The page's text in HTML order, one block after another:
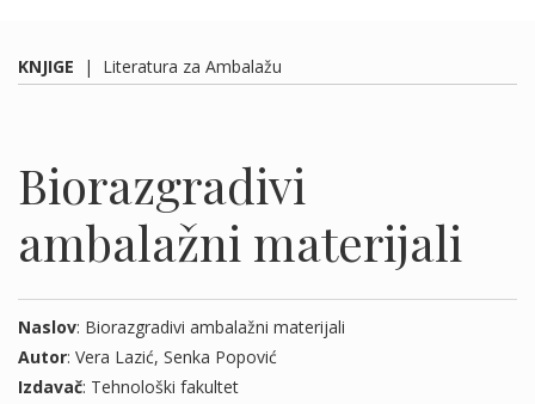
KNJIGE | Literatura za Ambalažu
Biorazgradivi
ambalažni materijali
Naslov: Biorazgradivi ambalažni materijali
Autor: Vera Lazić, Senka Popović
Izdavač: Tehnološki fakultet